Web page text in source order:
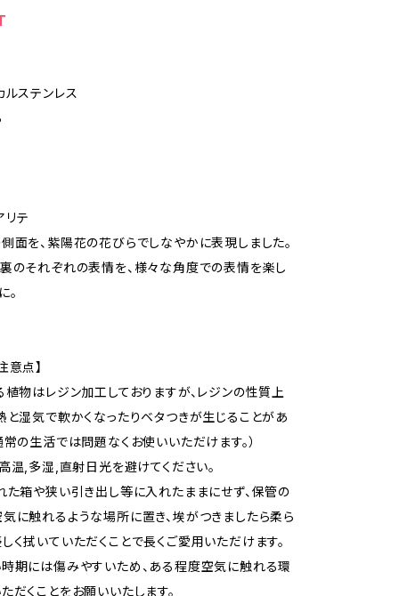
ステンレス
テ
面を、紫陽花の花びらでしなやかに表現しました。
のそれぞれの表情を、様々な角度での表情を楽し
。
意点】
植物はレジン加工しておりますが、レジンの性質上
湿気で軟かくなったりベタつきが生じることがあ
の生活では問題なくお使いいただけます。）
温,多湿,直射日光を避けてください。
た箱や狭い引き出し等に入れたままにせず、保管の
に触れるような場所に置き、埃がつきましたら柔ら
く拭いていただくことで長くご愛用いただけます。
期には傷みやすいため、ある程度空気に触れる環
だくことをお願いいたします。